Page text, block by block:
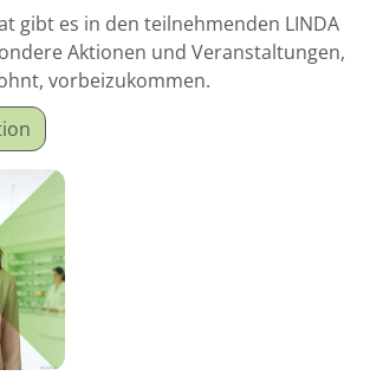
gibt es in den teilnehmenden LINDA
Aktionen und Veranstaltungen,
vorbeizukommen.